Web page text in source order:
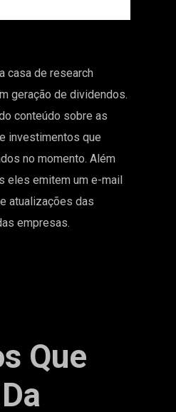
casa de research
geração de dividendos.
conteúdo sobre as
investimentos que
no momento. Além
eles emitem um e-mail
atualizações das
empresas.
Que